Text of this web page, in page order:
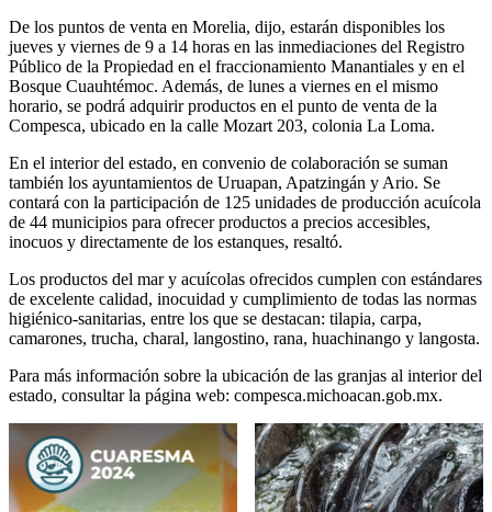
De los puntos de venta en Morelia, dijo, estarán disponibles los
jueves y viernes de 9 a 14 horas en las inmediaciones del Registro
Público de la Propiedad en el fraccionamiento Manantiales y en el
Bosque Cuauhtémoc. Además, de lunes a viernes en el mismo
horario, se podrá adquirir productos en el punto de venta de la
Compesca, ubicado en la calle Mozart 203, colonia La Loma.
En el interior del estado, en convenio de colaboración se suman
también los ayuntamientos de Uruapan, Apatzingán y Ario. Se
contará con la participación de 125 unidades de producción acuícola
de 44 municipios para ofrecer productos a precios accesibles,
inocuos y directamente de los estanques, resaltó.
Los productos del mar y acuícolas ofrecidos cumplen con estándares
de excelente calidad, inocuidad y cumplimiento de todas las normas
higiénico-sanitarias, entre los que se destacan: tilapia, carpa,
camarones, trucha, charal, langostino, rana, huachinango y langosta.
Para más información sobre la ubicación de las granjas al interior del
estado, consultar la página web: compesca.michoacan.gob.mx.